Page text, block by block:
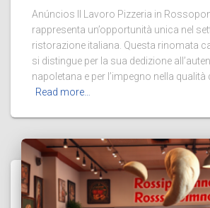
Anúncios Il Lavoro Pizzeria in
rappresenta un’opportunità unica nel
ristorazione italiana. Questa rinomata
si distingue per la sua dedizione
napoletana e per l’impegno nella qualità
Read more…